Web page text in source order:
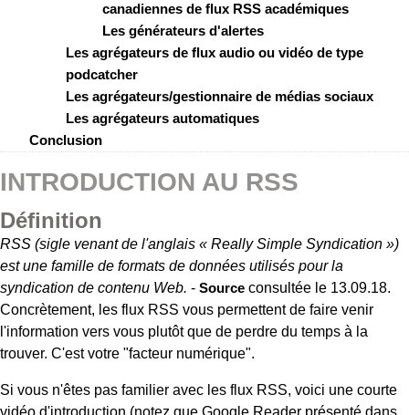
canadiennes de flux RSS académiques
Les générateurs d'alertes
Les agrégateurs de flux audio ou vidéo de type
podcatcher
Les agrégateurs/gestionnaire de médias sociaux
Les agrégateurs automatiques
Conclusion
INTRODUCTION AU RSS
Définition
RSS (sigle venant de l'anglais « Really Simple Syndication »)
est une famille de formats de données utilisés pour la
syndication de contenu Web. - Source consultée le 13.09.18.
Concrètement, les flux RSS vous permettent de faire venir
l'information vers vous plutôt que de perdre du temps à la
trouver. C'est votre "facteur numérique".
Si vous n'êtes pas familier avec les flux RSS, voici une courte
vidéo d'introduction (notez que Google Reader présenté dans